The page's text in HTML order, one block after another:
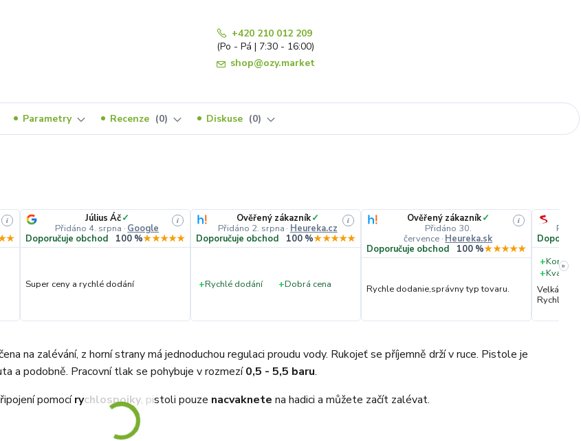
+420 210 012 209
(Po - Pá | 7:30 - 16:00)
shop@ozy.market
Parametry Recenze 0 Diskuse 0
i Július Áč✓
Přidáno 4. srpna · Google
i
Doporučuje obchod 100 %★★★★★
Super ceny a rychlé dodání
Ověřený zákazník✓
Přidáno 2. srpna · Heureka.cz
i
Doporučuje obchod 100 %★★★★★
+Rychlé dodání +Dobrá cena
Ověřený zákazník✓
Přidáno 30.
července · Heureka.sk
i
Doporučuje obchod 100 %★★★★★
Rychle dodanie,správny typ tovaru.
+
+Kvalita
Velká
Rychlé
»
na zalévání, z horní strany má jednoduchou regulaci proudu vody. Rukojeť se příjemně drží v ruce. Pistole je
a podobně. Pracovní tlak se pohybuje v rozmezí0,5 - 5,5 baru.
pomocírychlospojky, pistoli pouze nacvaknete na hadici a můžete začít zalévat.